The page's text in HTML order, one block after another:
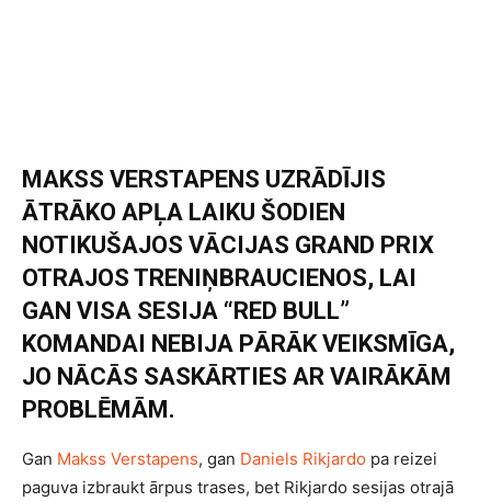
MAKSS VERSTAPENS UZRĀDĪJIS
ĀTRĀKO APĻA LAIKU ŠODIEN
NOTIKUŠAJOS VĀCIJAS GRAND PRIX
OTRAJOS TRENIŅBRAUCIENOS, LAI
GAN VISA SESIJA “RED BULL”
KOMANDAI NEBIJA PĀRĀK VEIKSMĪGA,
JO NĀCĀS SASKĀRTIES AR VAIRĀKĀM
PROBLĒMĀM.
Gan Makss Verstapens, gan Daniels Rikjardo pa reizei
paguva izbraukt ārpus trases, bet Rikjardo sesijas otrajā